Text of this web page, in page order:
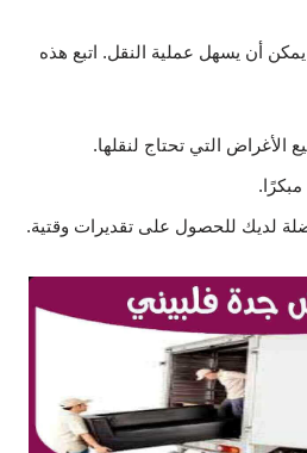
أن يسهل عملية النقل. اتبع هذه
الأغراض التي تحتاج لنقلها.
لديك للحصول على تقديرات وقتية.